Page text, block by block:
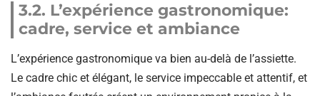
3.2. L’expérience gastronomique:
cadre, service et ambiance
L’expérience gastronomique va bien au-delà de l’assiette.
Le cadre chic et élégant, le service impeccable et attentif, et